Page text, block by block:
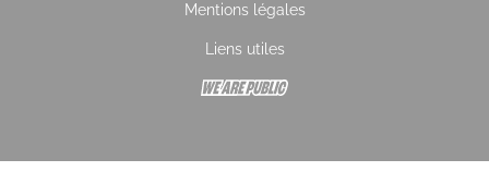
Mentions légales
Liens utiles